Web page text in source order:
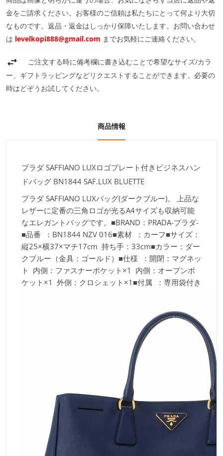
金をご請求ください。お客様のご信頼は私たちにとって何より大切
なものです。返品・返金はしっかり保障いたします。お問い合わせ
は levelkopi888@gmail.com までお気軽にご連絡ください。
ご注文する時に備考欄に書き込むことで希望なサイズ/カラ
ー、ギフトラッピングなどリクエストすることができます。必要の
時はどぞうお試してください。
商品情報
プラダ SAFFIANO LUXロゴプレート付きビジネスハン
ドバッグ BN1844 SAF.LUX BLUETTE
プラダ SAFFIANO LUXバッグ(ダークブルー)。 上品な
レザーに定番の三角ロゴが光るA4サイズも収納可能
なエレガントバッグです。■BRAND：PRADA-プラダ-
■品番 ：BN1844 NZV 016■素材 ：カーフ■サイズ：
縦25×横37×マチ17cm 持ち手：33cm■カラー：ダー
クブルー（金具：ゴールド）■仕様 ：開閉：マグネッ
ト 内側：ファスナーポケット×1 内側：オープンポ
ケット×1 外側：クロシェット×1■付属 ：専用袋付き